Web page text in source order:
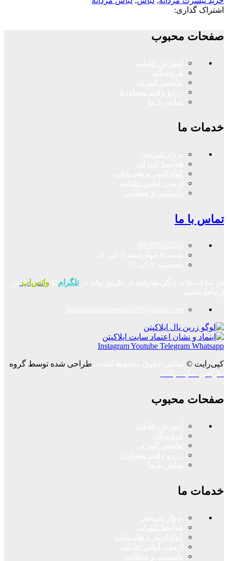
اشتراک گذاری:
صفحات محبوب
خدمات ما
تماس با ما
در ساعت‌های دیگر،میتوانید از طریق پیام درتلگرام واتس‌اپ
InstagramYoutube Telegram Whatsapp
کپی‌رایت ©
طراحی شده توسط گروه
صفحات محبوب
خدمات ما